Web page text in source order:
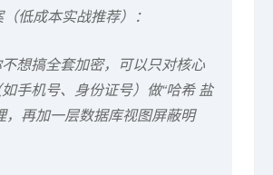
低成本实战推荐）：
想搞全套加密，可以只对核心
手机号、身份证号）做“哈希 盐
，再加一层数据库视图屏蔽明